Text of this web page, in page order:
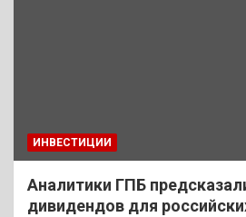
ИНВЕСТИЦИИ
Аналитики ГПБ
дивидендов для